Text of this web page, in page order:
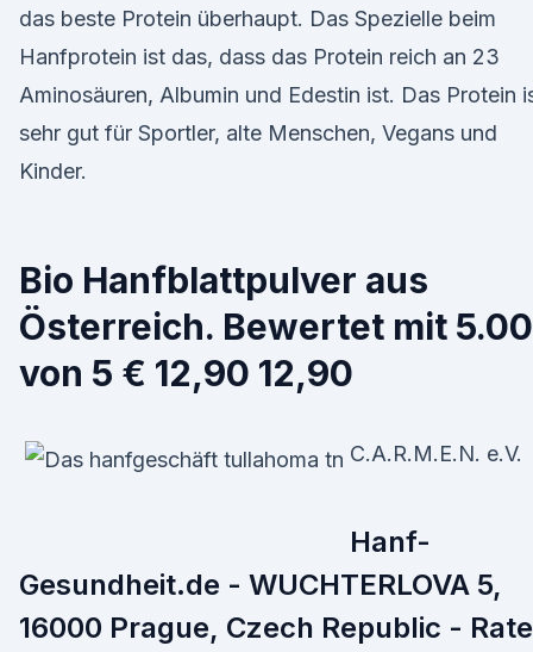
das beste Protein überhaupt. Das Spezielle beim
Hanfprotein ist das, dass das Protein reich an 23
Aminosäuren, Albumin und Edestin ist. Das Protein
sehr gut für Sportler, alte Menschen, Vegans und
Kinder.
Bio Hanfblattpulver aus
Österreich. Bewertet mit 5.00
von 5 € 12,90 12,90
C.A.R.M.E.N. e.V.
Hanf-
Gesundheit.de - WUCHTERLOVA 5,
16000 Prague, Czech Republic -